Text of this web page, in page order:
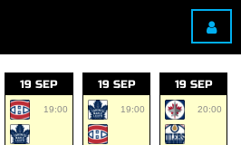
19 SEP
19:00
19 SEP
19:00
19 SEP
20:00